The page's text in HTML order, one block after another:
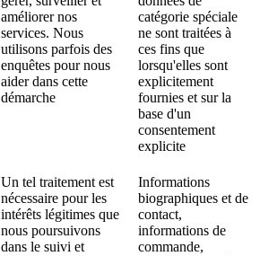
améliorer nos
services. Nous
utilisons parfois des
enquêtes pour nous
aider dans cette
démarche
catégorie spéciale
ne sont traitées à
ces fins que
lorsqu'elles sont
explicitement
fournies et sur la
base d'un
consentement
explicite
Un tel traitement est
nécessaire pour les
intérêts légitimes que
nous poursuivons
dans le suivi et
Informations
biographiques et de
contact,
informations de
commande,